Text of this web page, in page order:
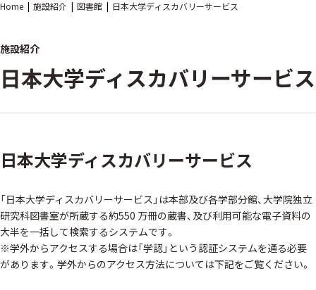
Home 施設紹介 図書館 日本大学ディスカバリーサービス
施設紹介
日本大学ディスカバリーサービス
日本大学ディスカバリーサービス
「日本大学ディスカバリーサービス」は本部及び各学部分館、大学院独立
研究科図書室が所蔵する約550 万冊の蔵書、及び利用可能な電子資料の
大半を一括して検索するシステムです。
※学外からアクセスする場合は「学認」という認証システムを通る必要
があります。学外からのアクセス方法については下記をご覧ください。